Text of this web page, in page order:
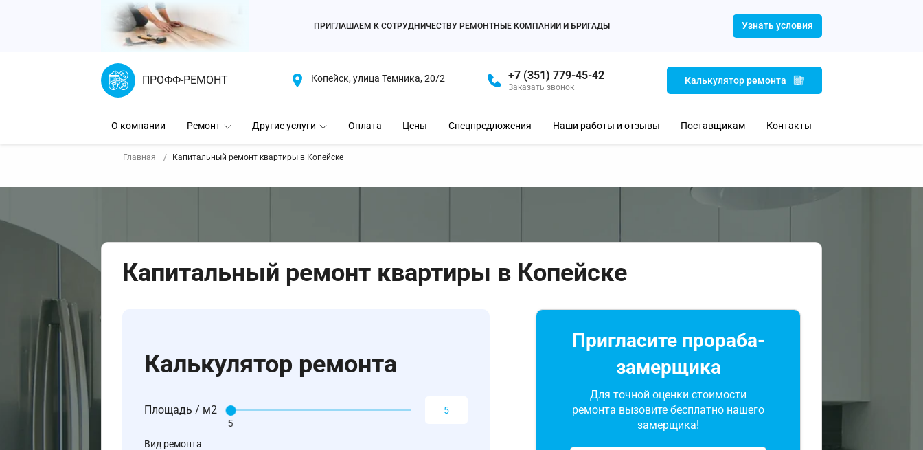
ПРИГЛАШАЕМ К СОТРУДНИЧЕСТВУ РЕМОНТНЫЕ КОМПАНИИ И БРИГАДЫ Узнать условия
ПРОФФ-РЕМОНТ Копейск, улица Темника, 20/2 +7 (351) 779-45-42
Заказать звонок
Калькулятор ремонта
О компании Ремонт Другие услуги Оплата Цены Спецпредложения Наши работы и отзывы Поставщикам Контакты
Главная Капитальный ремонт квартиры в Копейске
Капитальный ремонт квартиры в Копейске
Калькулятор ремонта
Площадь / м2
5
Вид ремонта
Пригласите прораба-
замерщика
Для точной оценки стоимости
ремонта вызовите бесплатно нашего
замерщика!